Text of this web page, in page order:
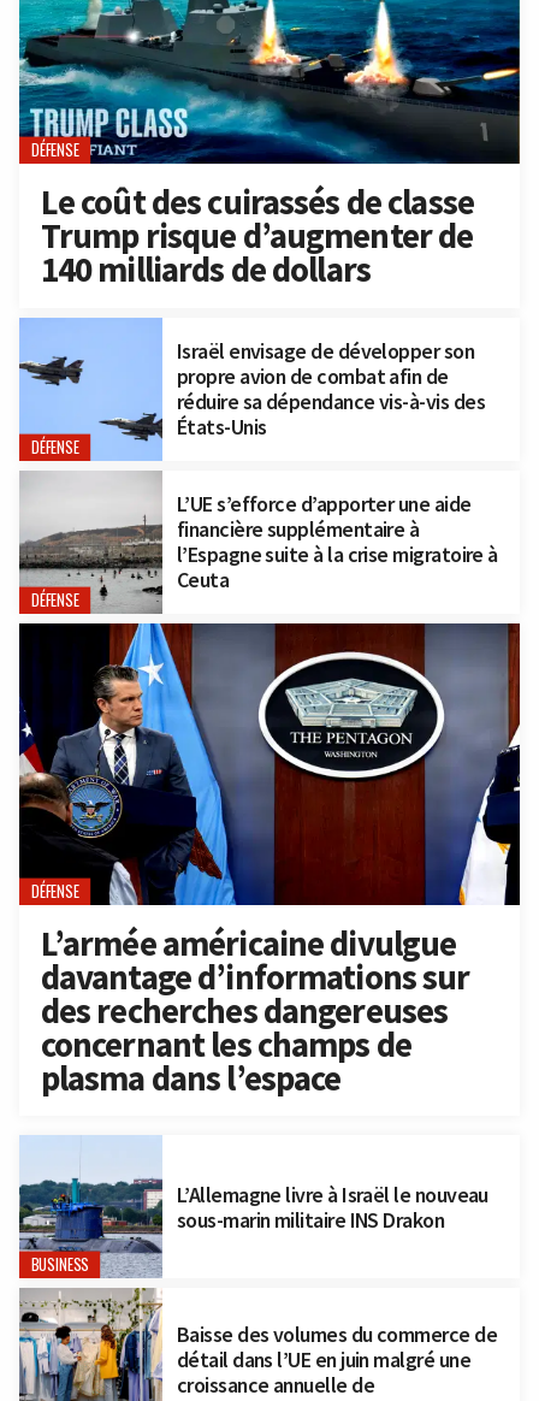
DÉFENSE
Le coût des cuirassés de classe
Trump risque d’augmenter de
140 milliards de dollars
DÉFENSE
Israël envisage de développer son
propre avion de combat afin de
réduire sa dépendance vis-à-vis des
États-Unis
DÉFENSE
L’UE s’efforce d’apporter une aide
financière supplémentaire à
l’Espagne suite à la crise migratoire à
Ceuta
DÉFENSE
L’armée américaine divulgue
davantage d’informations sur
des recherches dangereuses
concernant les champs de
plasma dans l’espace
BUSINESS
L’Allemagne livre à Israël le nouveau
sous-marin militaire INS Drakon
Baisse des volumes du commerce de
détail dans l’UE en juin malgré une
croissance annuelle de